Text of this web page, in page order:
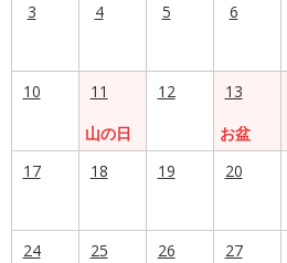
3 4 5 6
10
11
山の日
12
13
お盆
17
18 19 20
24 25 26 27